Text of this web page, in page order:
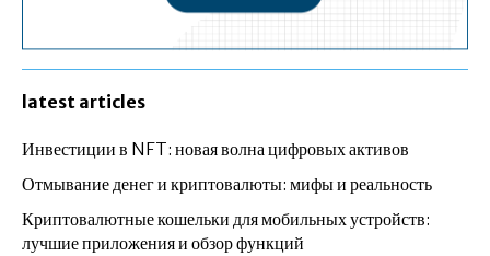
latest articles
Инвестиции в NFT: новая волна цифровых активов
Отмывание денег и криптовалюты: мифы и реальность
Криптовалютные кошельки для мобильных устройств:
лучшие приложения и обзор функций